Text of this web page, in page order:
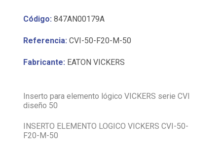
Código: 847AN00179A
Referencia: CVI-50-F20-M-50
Fabricante: EATON VICKERS
Inserto para elemento lógico VICKERS serie CVI
diseño 50
INSERTO ELEMENTO LOGICO VICKERS CVI-50-
F20-M-50